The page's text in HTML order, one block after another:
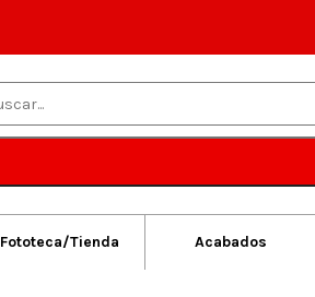
Fototeca/Tienda Acabados